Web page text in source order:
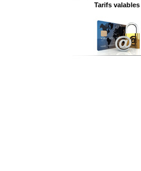
Tarifs